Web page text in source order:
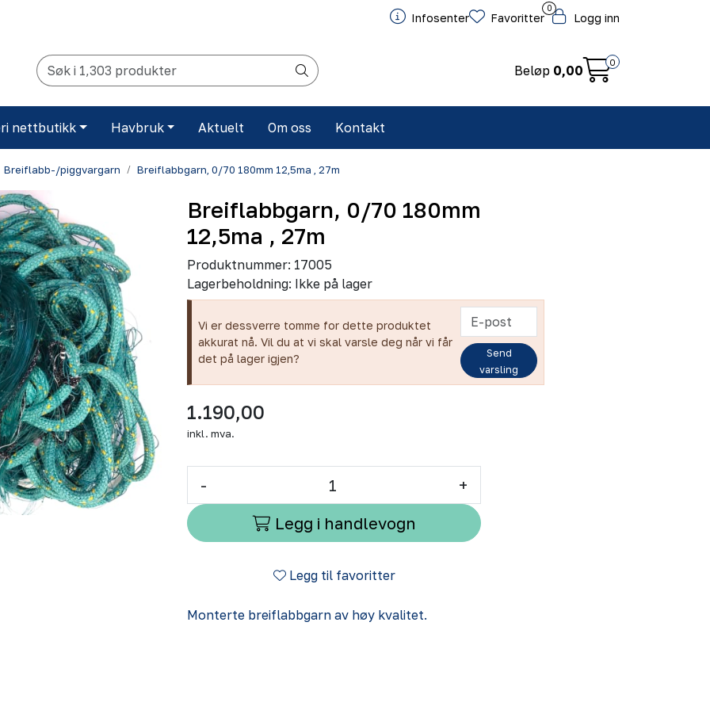
Infosenter
0
Favoritter Logg inn
Beløp 0,00
0
nettbutikk Havbruk Aktuelt Om oss Kontakt
Breiflabb-/piggvargarn Breiflabbgarn, 0/70 180mm 12,5ma , 27m
Breiflabbgarn, 0/70 180mm
12,5ma , 27m
Produktnummer: 17005
Lagerbeholdning: Ikke på lager
Vi er dessverre tomme for dette produktet
akkurat nå. Vil du at vi skal varsle deg når vi får
det på lager igjen?
Send
varsling
1.190,00
inkl. mva.
-
+
Legg i handlevogn
Legg til favoritter
Monterte breiflabbgarn av høy kvalitet.